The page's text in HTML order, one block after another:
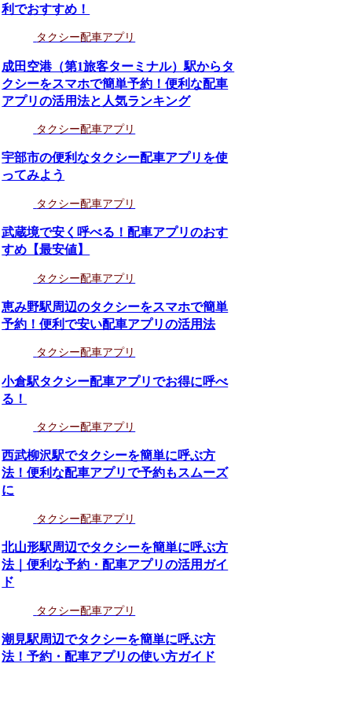
利でおすすめ！
タクシー配車アプリ
成田空港（第1旅客ターミナル）駅からタ
クシーをスマホで簡単予約！便利な配車
アプリの活用法と人気ランキング
タクシー配車アプリ
宇部市の便利なタクシー配車アプリを使
ってみよう
タクシー配車アプリ
武蔵境で安く呼べる！配車アプリのおす
すめ【最安値】
タクシー配車アプリ
恵み野駅周辺のタクシーをスマホで簡単
予約！便利で安い配車アプリの活用法
タクシー配車アプリ
小倉駅タクシー配車アプリでお得に呼べ
る！
タクシー配車アプリ
西武柳沢駅でタクシーを簡単に呼ぶ方
法！便利な配車アプリで予約もスムーズ
に
タクシー配車アプリ
北山形駅周辺でタクシーを簡単に呼ぶ方
法｜便利な予約・配車アプリの活用ガイ
ド
タクシー配車アプリ
潮見駅周辺でタクシーを簡単に呼ぶ方
法！予約・配車アプリの使い方ガイド